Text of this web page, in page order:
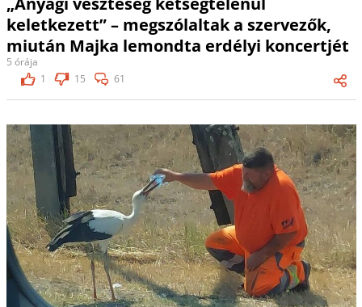
keletkezett” – megszólaltak a szervezők,
miután Majka lemondta erdélyi koncertjét
5 órája
1
15 61